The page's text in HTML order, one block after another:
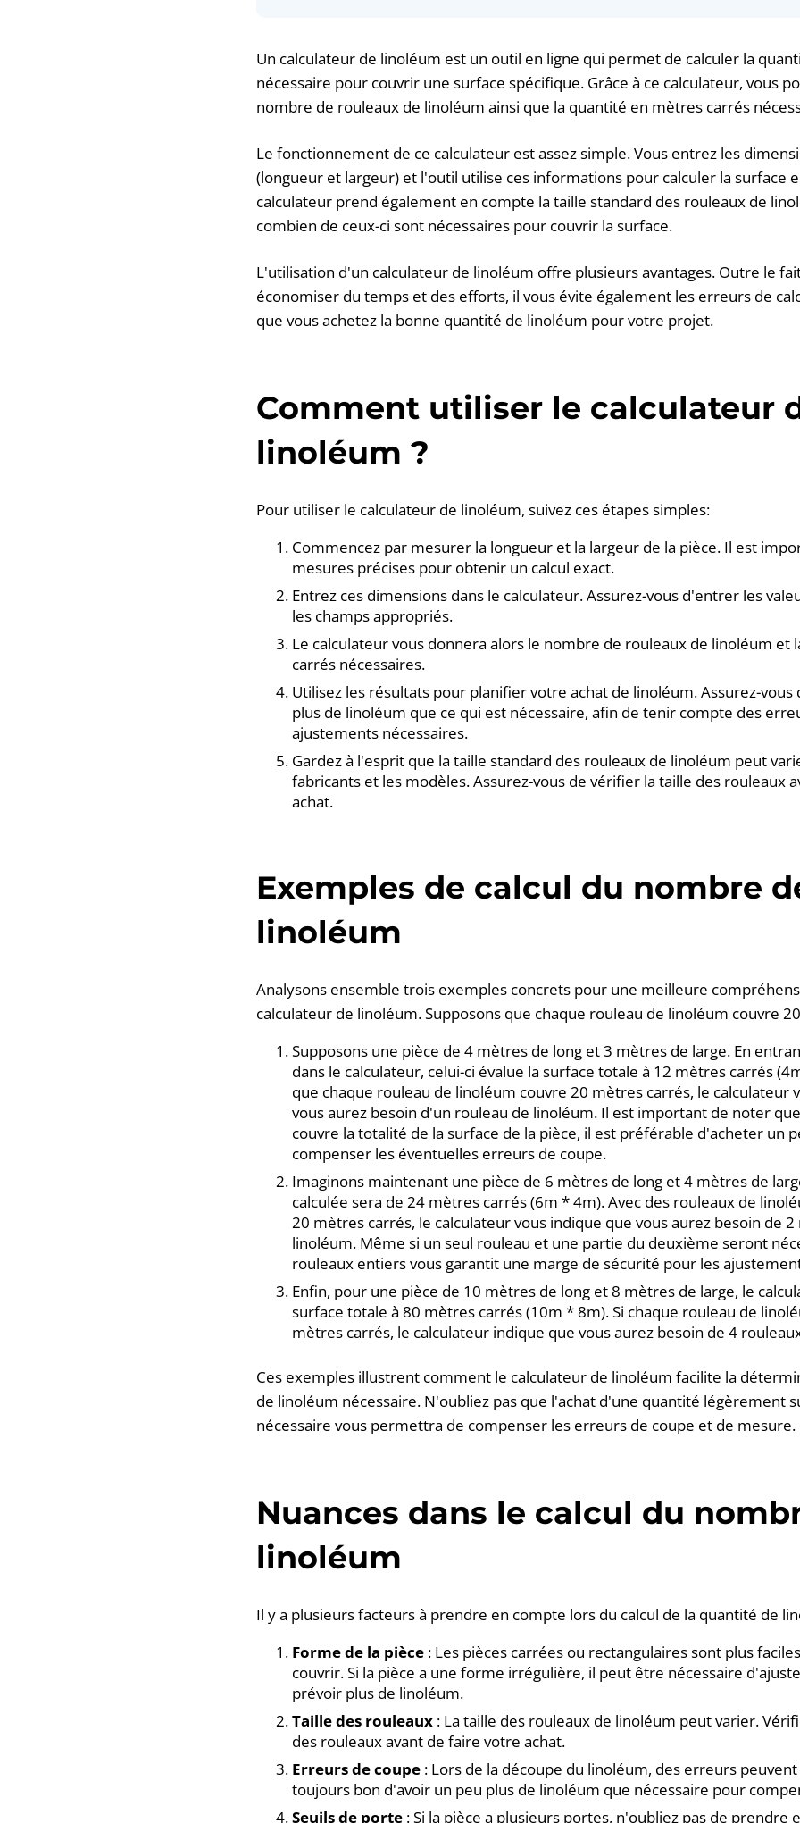
Un calculateur de linoléum est un outil en ligne qui permet de calculer la
nécessaire pour couvrir une surface spécifique. Grâce à ce calculateur, vous
nombre de rouleaux de linoléum ainsi que la quantité en mètres carrés
Le fonctionnement de ce calculateur est assez simple. Vous entrez les
(longueur et largeur) et l'outil utilise ces informations pour calculer la surface
calculateur prend également en compte la taille standard des rouleaux de
combien de ceux-ci sont nécessaires pour couvrir la surface.
L'utilisation d'un calculateur de linoléum offre plusieurs avantages. Outre le
économiser du temps et des efforts, il vous évite également les erreurs de
que vous achetez la bonne quantité de linoléum pour votre projet.
Comment utiliser le calculateur
linoléum ?
Pour utiliser le calculateur de linoléum, suivez ces étapes simples:
Commencez par mesurer la longueur et la largeur de la pièce. Il est
mesures précises pour obtenir un calcul exact.
Entrez ces dimensions dans le calculateur. Assurez-vous d'entrer les
les champs appropriés.
Le calculateur vous donnera alors le nombre de rouleaux de linoléum et
carrés nécessaires.
Utilisez les résultats pour planifier votre achat de linoléum. Assurez-vous
plus de linoléum que ce qui est nécessaire, afin de tenir compte des
ajustements nécessaires.
Gardez à l'esprit que la taille standard des rouleaux de linoléum peut
fabricants et les modèles. Assurez-vous de vérifier la taille des rouleaux
achat.
Exemples de calcul du nombre
linoléum
Analysons ensemble trois exemples concrets pour une meilleure
calculateur de linoléum. Supposons que chaque rouleau de linoléum couvre
Supposons une pièce de 4 mètres de long et 3 mètres de large. En
dans le calculateur, celui-ci évalue la surface totale à 12 mètres carrés
que chaque rouleau de linoléum couvre 20 mètres carrés, le calculateur
vous aurez besoin d'un rouleau de linoléum. Il est important de noter
couvre la totalité de la surface de la pièce, il est préférable d'acheter un
compenser les éventuelles erreurs de coupe.
Imaginons maintenant une pièce de 6 mètres de long et 4 mètres de
calculée sera de 24 mètres carrés (6m * 4m). Avec des rouleaux de
20 mètres carrés, le calculateur vous indique que vous aurez besoin de
linoléum. Même si un seul rouleau et une partie du deuxième seront
rouleaux entiers vous garantit une marge de sécurité pour les
Enfin, pour une pièce de 10 mètres de long et 8 mètres de large, le
surface totale à 80 mètres carrés (10m * 8m). Si chaque rouleau de
mètres carrés, le calculateur indique que vous aurez besoin de 4
Ces exemples illustrent comment le calculateur de linoléum facilite la
de linoléum nécessaire. N'oubliez pas que l'achat d'une quantité légèrement
nécessaire vous permettra de compenser les erreurs de coupe et de mesure.
Nuances dans le calcul du
linoléum
Il y a plusieurs facteurs à prendre en compte lors du calcul de la quantité de
Forme de la pièce : Les pièces carrées ou rectangulaires sont plus
couvrir. Si la pièce a une forme irrégulière, il peut être nécessaire
prévoir plus de linoléum.
Taille des rouleaux : La taille des rouleaux de linoléum peut varier.
des rouleaux avant de faire votre achat.
Erreurs de coupe : Lors de la découpe du linoléum, des erreurs
toujours bon d'avoir un peu plus de linoléum que nécessaire pour
Seuils de porte : Si la pièce a plusieurs portes, n'oubliez pas de prendre